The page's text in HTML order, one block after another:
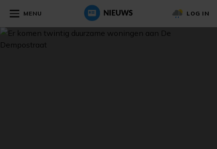
MENU LOG IN